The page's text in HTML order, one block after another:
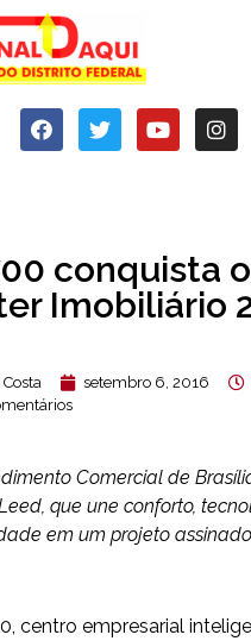
conquista
Imobiliário
setembro 6, 2016
Comercial de
que une conforto,
em um projeto
centro empresarial